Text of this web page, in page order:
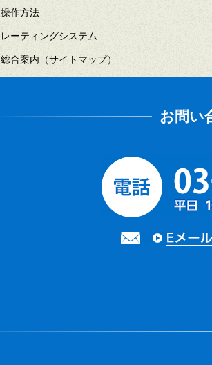
操作方法
レーティングシステム
総合案内（サイトマップ）